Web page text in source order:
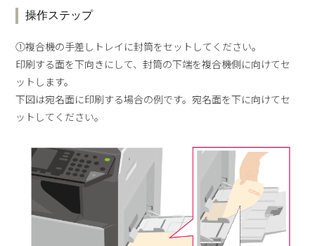
操作ステップ
①複合機の手差しトレイに封筒をセットしてください。
印刷する面を下向きにして、封筒の下端を複合機側に向けてセ
ットします。
下図は宛名面に印刷する場合の例です。宛名面を下に向けてセ
ットしてください。